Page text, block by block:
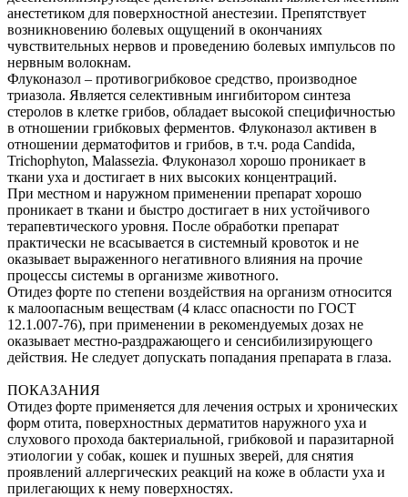
анестетиком для поверхностной анестезии. Препятствует
возникновению болевых ощущений в окончаниях
чувствительных нервов и проведению болевых импульсов по
нервным волокнам.
Флуконазол – противогрибковое средство, производное
триазола. Является селективным ингибитором синтеза
стеролов в клетке грибов, обладает высокой специфичностью
в отношении грибковых ферментов. Флуконазол активен в
отношении дерматофитов и грибов, в т.ч. рода Candida,
Trichophyton, Malassezia. Флуконазол хорошо проникает в
ткани уха и достигает в них высоких концентраций.
При местном и наружном применении препарат хорошо
проникает в ткани и быстро достигает в них устойчивого
терапевтического уровня. После обработки препарат
практически не всасывается в системный кровоток и не
оказывает выраженного негативного влияния на прочие
процессы системы в организме животного.
Отидез форте по степени воздействия на организм относится
к малоопасным веществам (4 класс опасности по ГОСТ
12.1.007-76), при применении в рекомендуемых дозах не
оказывает местно-раздражающего и сенсибилизирующего
действия. Не следует допускать попадания препарата в глаза.
ПОКАЗАНИЯ
Отидез форте применяется для лечения острых и хронических
форм отита, поверхностных дерматитов наружного уха и
слухового прохода бактериальной, грибковой и паразитарной
этиологии у собак, кошек и пушных зверей, для снятия
проявлений аллергических реакций на коже в области уха и
прилегающих к нему поверхностях.